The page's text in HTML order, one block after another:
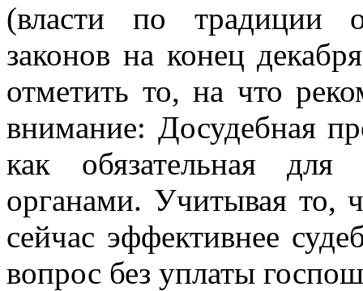
(власти по традиции
законов на конец
отметить то, на что
внимание: Досудебная
как обязательная
органами. Учитывая то,
сейчас эффективнее
вопрос без уплаты